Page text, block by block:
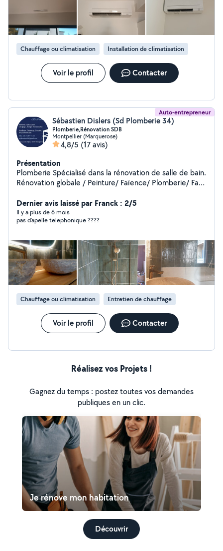
Chauffage ou climatisation Installation de climatisation
Voir le profil Contacter
Auto-entrepreneur
Sébastien Dislers (Sd Plomberie 34)
Plomberie,Rénovation SDB
Montpellier (Marquerose)
4,8/5 (17 avis)
Présentation
Plomberie Spécialisé dans la rénovation de salle de bain.
Rénovation globale / Peinture/ Faïence/ Plomberie/ Faux
Dernier avis laissé par Franck : 2/5
Il y a plus de 6 mois
pas d'apelle telephonique ????
Chauffage ou climatisation Entretien de chauffage
Voir le profil Contacter
Réalisez vos Projets !
Gagnez du temps : postez toutes vos demandes
publiques en un clic.
Je rénove mon habitation
Découvrir